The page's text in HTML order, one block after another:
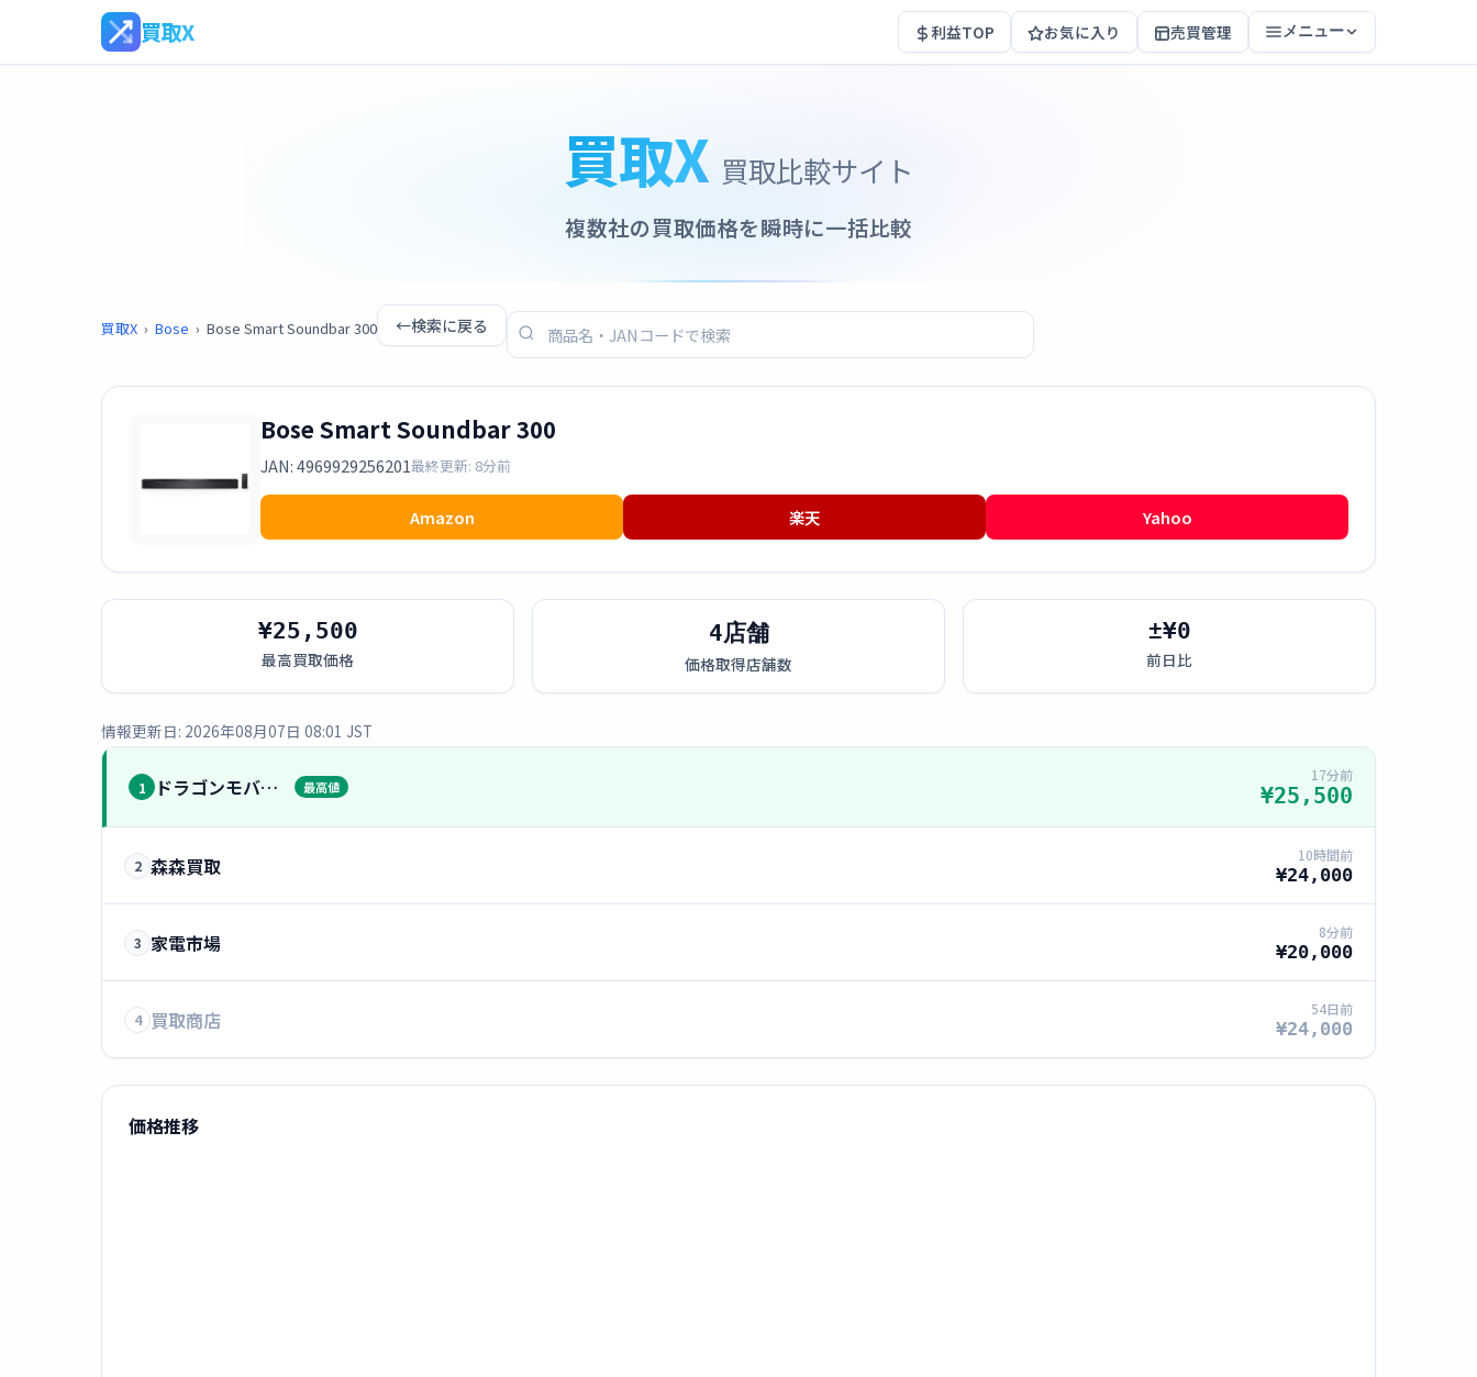
買取X 利益TOP お気に入り 売買管理 メニュー
買取X 買取比較サイト
複数社の買取価格を瞬時に一括比較
買取X › Bose › Bose Smart Soundbar 300 ←検索に戻る
Bose Smart Soundbar 300
JAN: 4969929256201最終更新: 8分前
Amazon 楽天 Yahoo
¥25,500
最高買取価格
4店舗
価格取得店舗数
±¥0
前日比
情報更新日: 2026年08月07日 08:01 JST
1 ドラゴンモバイル 最高値
17分前
¥25,500
2 森森買取 10時間前
¥24,000
3 家電市場 8分前
¥20,000
4 買取商店 54日前
¥24,000
価格推移